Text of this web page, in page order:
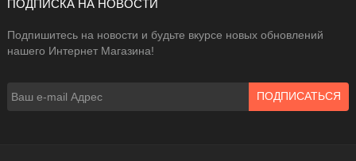
ПОДПИСКА НА НОВОСТИ
Подпишитесь на новости и будьте вкурсе новых обновлений
нашего Интернет Магазина!